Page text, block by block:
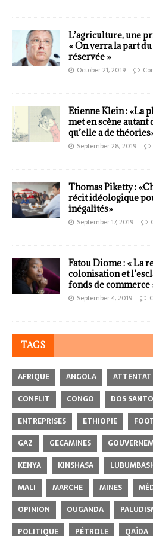
L’agriculture, une
« On verra la part
réservée »
October 21, 2019
Etienne Klein : «La
met en scène
qu’elle a de
September 28, 2019
Thomas Piketty :
récit idéologique
inégalités»
September 17, 2019
Fatou Diome : « La
colonisation et
fonds de commerce
September 4, 2019
TAGS
AFRIQUE ANGOLA ATTENTAT
CONFLIT
CONGO DOS
ENTREPRISES
ETHIOPIE
GAZ
GECAMINES
KENYA
KINSHASA
MALI
MARCHE MINES
OPINION
OUGANDA
POLITIQUE
PÉTROLE QAÏDA